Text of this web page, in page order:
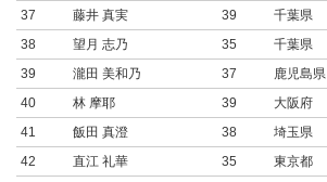
37
藤井 真実 39 千葉県
38
望月 志乃 35 千葉県
39
瀧田 美和乃 37 鹿児島県
40
林 摩耶 39 大阪府
41
飯田 真澄 38 埼玉県
42
直江 礼華 35 東京都